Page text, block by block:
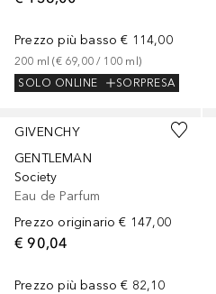
Prezzo più basso € 114,00
200 ml (€ 69,00 / 100 ml)
SOLO ONLINE
SORPRESA
GIVENCHY
GENTLEMAN
Society
Eau de Parfum
Prezzo originario € 147,00
€ 90,04
Prezzo più basso € 82,10